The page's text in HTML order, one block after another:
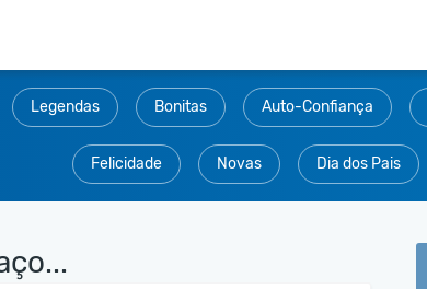
Legendas Bonitas Auto-Confiança
Felicidade Novas Dia dos Pais